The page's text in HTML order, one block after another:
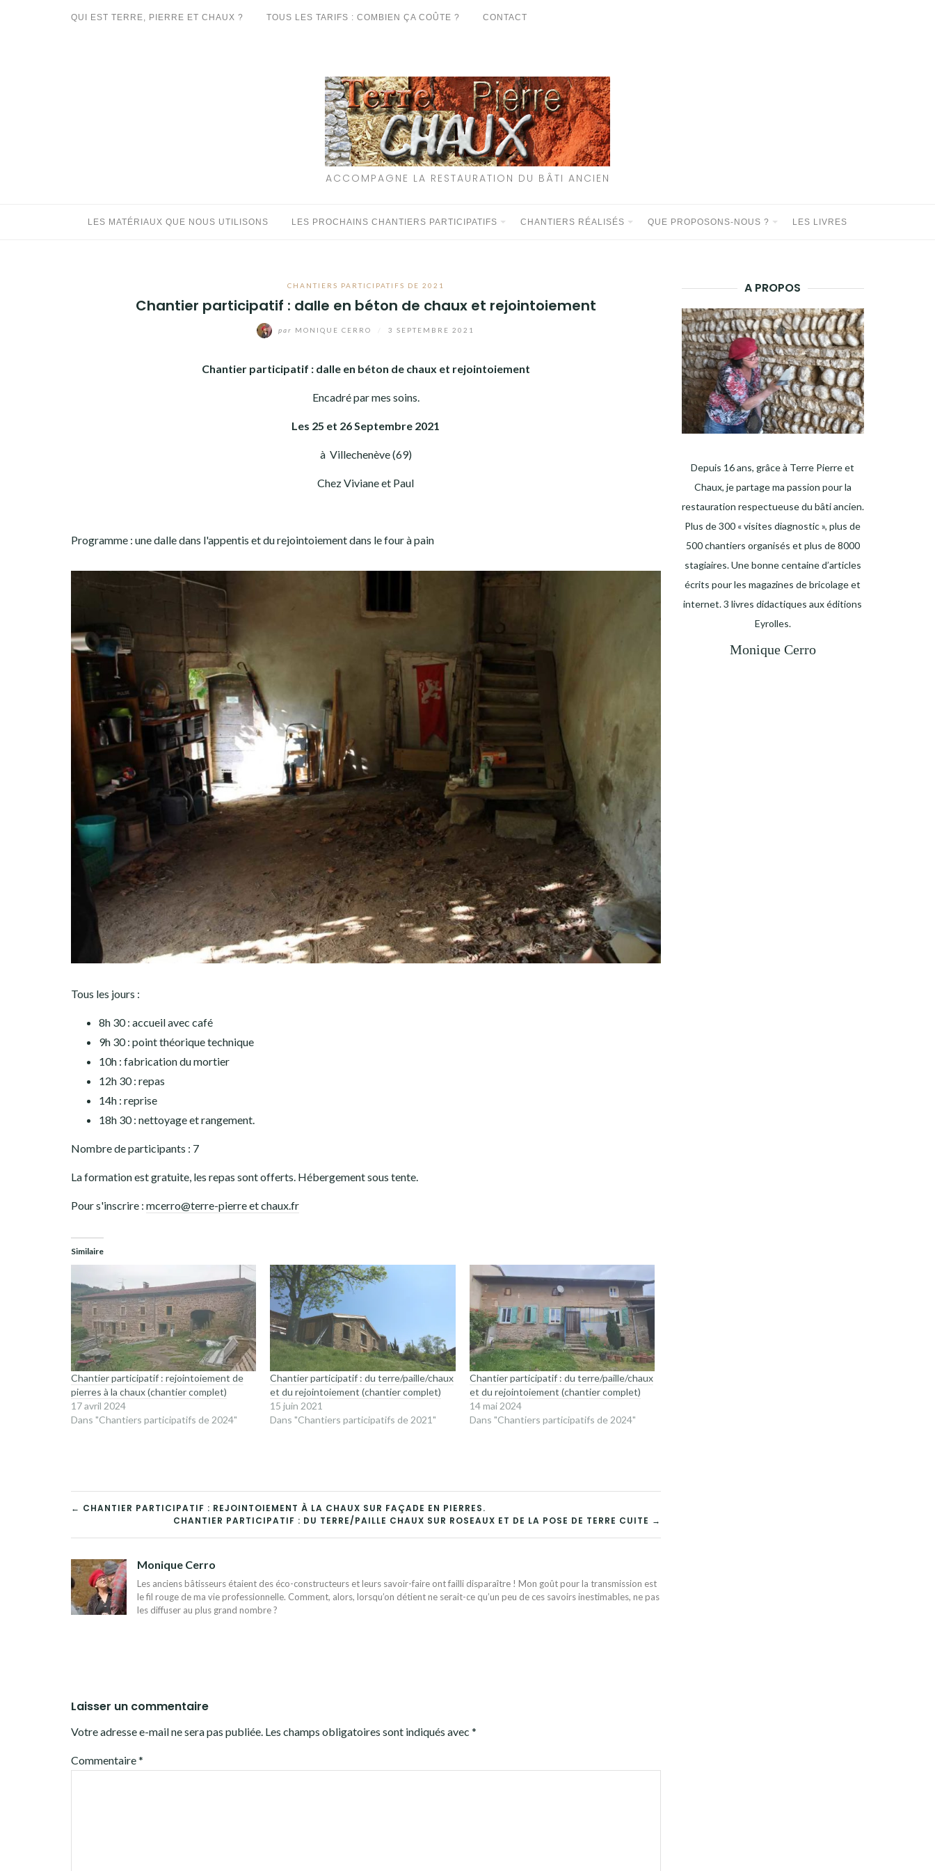
QUI EST TERRE, PIERRE ET CHAUX ? TOUS LES TARIFS : COMBIEN ÇA COÛTE ? CONTACT
ACCOMPAGNE LA RESTAURATION DU BÂTI ANCIEN
LES MATÉRIAUX QUE NOUS UTILISONS LES PROCHAINS CHANTIERS PARTICIPATIFS CHANTIERS RÉALISÉS QUE PROPOSONS-NOUS ? LES LIVRES
CHANTIERS PARTICIPATIFS DE 2021
Chantier participatif : dalle en béton de chaux et rejointoiement
par MONIQUE CERRO 3 SEPTEMBRE 2021
Chantier participatif : dalle en béton de chaux et rejointoiement
Encadré par mes soins.
Les 25 et 26 Septembre 2021
à Villechenève (69)
Chez Viviane et Paul
Programme : une dalle dans l'appentis et du rejointoiement dans le four à pain
Tous les jours :
8h 30 : accueil avec café
9h 30 : point théorique technique
10h : fabrication du mortier
12h 30 : repas
14h : reprise
18h 30 : nettoyage et rangement.
Nombre de participants : 7
La formation est gratuite, les repas sont offerts. Hébergement sous tente.
Pour s'inscrire : mcerro@terre-pierre et chaux.fr
Similaire
Chantier participatif : rejointoiement de
pierres à la chaux (chantier complet)
17 avril 2024
Dans "Chantiers participatifs de 2024"
Chantier participatif : du terre/paille/chaux
et du rejointoiement (chantier complet)
15 juin 2021
Dans "Chantiers participatifs de 2021"
Chantier participatif : du terre/paille/chaux
et du rejointoiement (chantier complet)
14 mai 2024
Dans "Chantiers participatifs de 2024"
NAVIGATION
DE
L’ARTICLE
← CHANTIER PARTICIPATIF : REJOINTOIEMENT À LA CHAUX SUR FAÇADE EN PIERRES.
CHANTIER PARTICIPATIF : DU TERRE/PAILLE CHAUX SUR ROSEAUX ET DE LA POSE DE TERRE CUITE →
Monique Cerro
Les anciens bâtisseurs étaient des éco-constructeurs et leurs savoir-faire ont failli disparaître ! Mon goût pour la transmission est
le fil rouge de ma vie professionnelle. Comment, alors, lorsqu’on détient ne serait-ce qu’un peu de ces savoirs inestimables, ne pas
les diffuser au plus grand nombre ?
Laisser un commentaire
Votre adresse e-mail ne sera pas publiée. Les champs obligatoires sont indiqués avec *
Commentaire*
A PROPOS
Depuis 16 ans, grâce à Terre Pierre et
Chaux, je partage ma passion pour la
restauration respectueuse du bâti ancien.
Plus de 300 « visites diagnostic », plus de
500 chantiers organisés et plus de 8000
stagiaires. Une bonne centaine d’articles
écrits pour les magazines de bricolage et
internet. 3 livres didactiques aux éditions
Eyrolles.
Monique Cerro